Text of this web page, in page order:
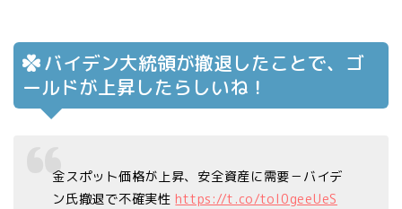
バイデン大統領が撤退したことで、ゴ
ールドが上昇したらしいね！
金スポット価格が上昇、安全資産に需要－バイデ
ン氏撤退で不確実性 https://t.co/toI0geeUeS